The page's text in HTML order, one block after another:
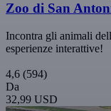
Zoo di San
Incontra gli animali
esperienze interattive!
4,6 (594)
Da
32,99 USD